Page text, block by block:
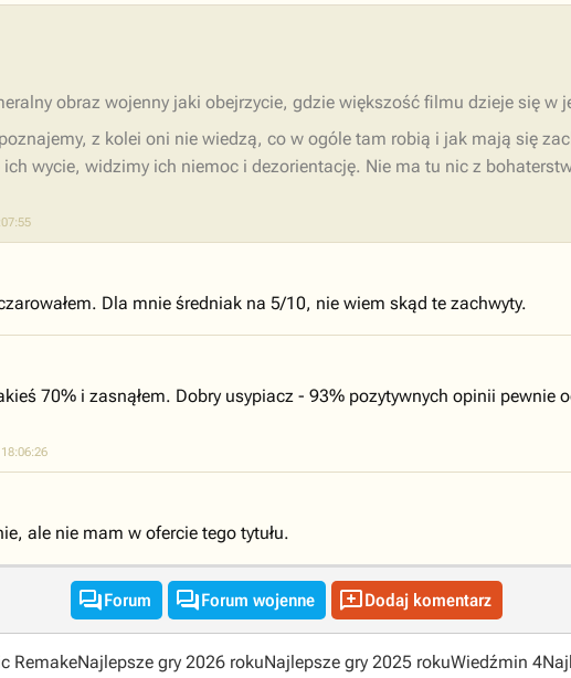
obraz wojenny jaki obejrzycie, gdzie większość filmu dzieje się
z kolei oni nie wiedzą, co w ogóle tam robią i jak mają się
ich wycie, widzimy ich niemoc i dezorientację. Nie ma tu nic z
Dla mnie średniak na 5/10, nie wiem skąd te zachwyty.
70% i zasnąłem. Dobry usypiacz - 93% pozytywnych opinii
ale nie mam w ofercie tego tytułu.
Forum Forum wojenne Dodaj komentarz
RemakeNajlepsze gry 2026 rokuNajlepsze gry 2025 rokuWiedźmin 4